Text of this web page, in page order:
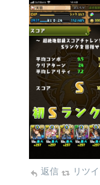
返信 リツイ